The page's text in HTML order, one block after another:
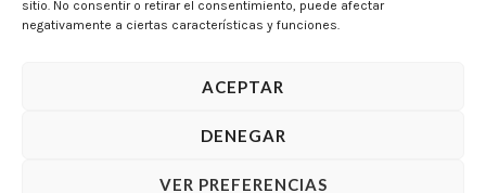
sitio. No consentir o retirar el consentimiento, puede afectar
negativamente a ciertas características y funciones.
ACEPTAR
DENEGAR
VER PREFERENCIAS
© 2026 Tienda Mulligan │ Desarrollado por